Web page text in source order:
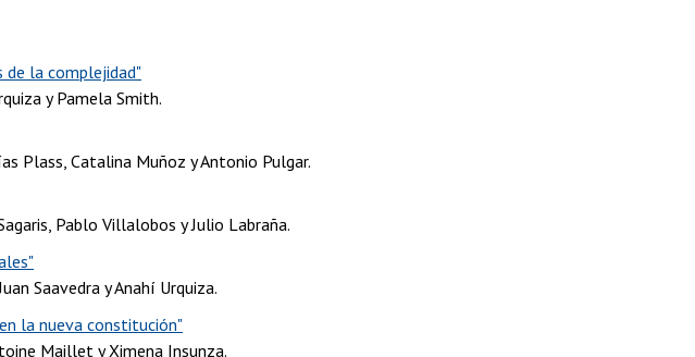
de la complejidad"
y Pamela Smith.
Plass, Catalina Muñoz y Antonio Pulgar.
Pablo Villalobos y Julio Labraña.
Saavedra y Anahí Urquiza.
la nueva constitución"
Maillet y Ximena Insunza.